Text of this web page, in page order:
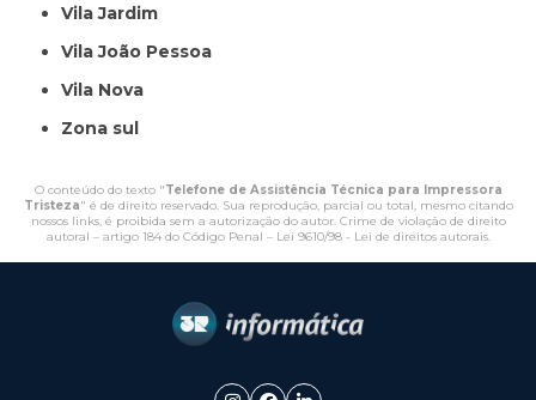
Vila Jardim
Vila João Pessoa
Vila Nova
Zona sul
O conteúdo do texto "Telefone de Assistência Técnica para Impressora
Tristeza" é de direito reservado. Sua reprodução, parcial ou total, mesmo citando
nossos links, é proibida sem a autorização do autor. Crime de violação de direito
autoral – artigo 184 do Código Penal – Lei 9610/98 - Lei de direitos autorais.